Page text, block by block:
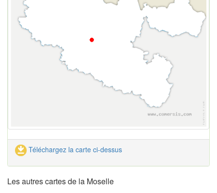
Téléchargez la carte ci-dessus
Les autres cartes de la Moselle